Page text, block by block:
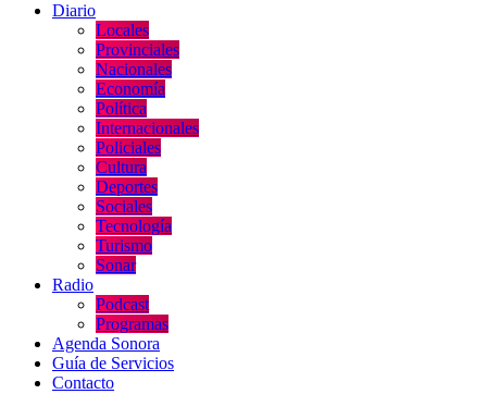
Diario
Locales
Provinciales
Nacionales
Economía
Política
Internacionales
Policiales
Cultura
Deportes
Sociales
Tecnología
Turismo
Sonar
Radio
Podcast
Programas
Agenda Sonora
Guía de Servicios
Contacto